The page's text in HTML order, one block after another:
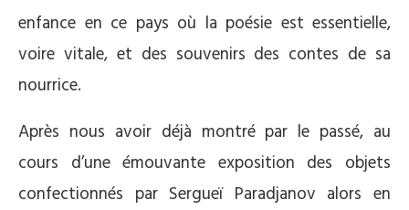
enfance en ce pays où la poésie est essentielle,
voire vitale, et des souvenirs des contes de sa
nourrice.
Après nous avoir déjà montré par le passé, au
cours d’une émouvante exposition des objets
confectionnés par Sergueï Paradjanov alors en